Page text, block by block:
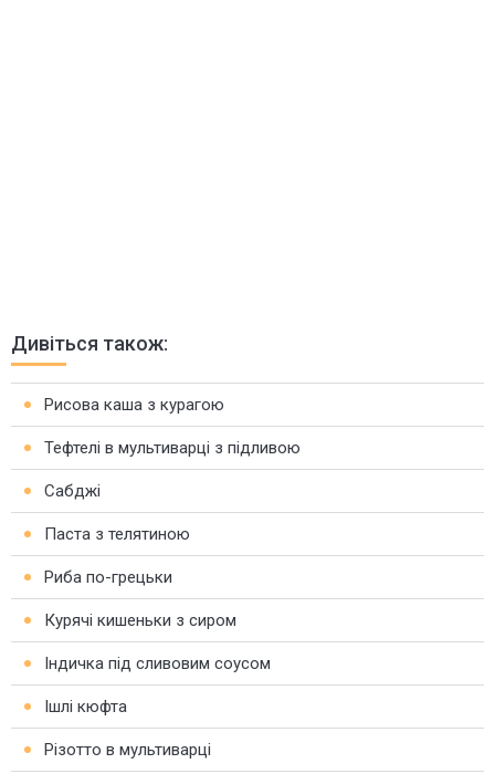
Дивіться також:
Рисова каша з курагою
Тефтелі в мультиварці з підливою
Сабджі
Паста з телятиною
Риба по-грецьки
Курячі кишеньки з сиром
Індичка під сливовим соусом
Ішлі кюфта
Різотто в мультиварці